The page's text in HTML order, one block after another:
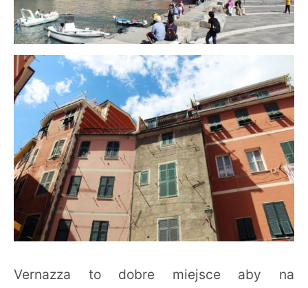
Vernazza to dobre miejsce aby na